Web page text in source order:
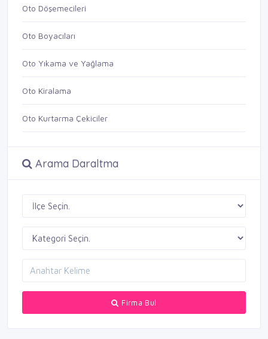
Oto Döşemecileri
Oto Boyacıları
Oto Yıkama ve Yağlama
Oto Kiralama
Oto Kurtarma Çekiciler
Arama Daraltma
Firma Bul